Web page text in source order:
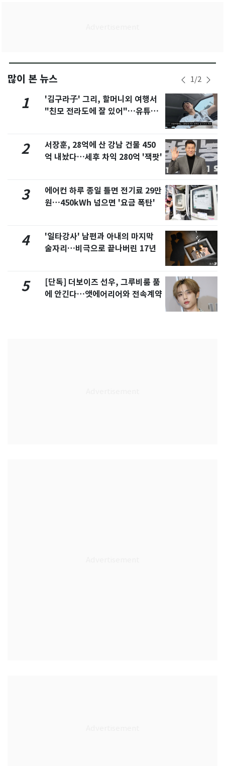
많이 본 뉴스 1/2
1
'김구라子' 그리, 할머니외 여행서
"친모 전라도에 잘 있어"…유튜브
2
서장훈, 28억에 산 강남 건물 450
억 내놨다…세후 차익 280억 '잭팟'
3
에어컨 하루 종일 틀면 전기료 29만
원…450kWh 넘으면 '요금 폭탄'
4
'일타강사' 남편과 아내의 마지막
술자리…비극으로 끝나버린 17년
5
[단독] 더보이즈 선우, 그루비룸 품
에 안긴다…앳에어리어와 전속계약